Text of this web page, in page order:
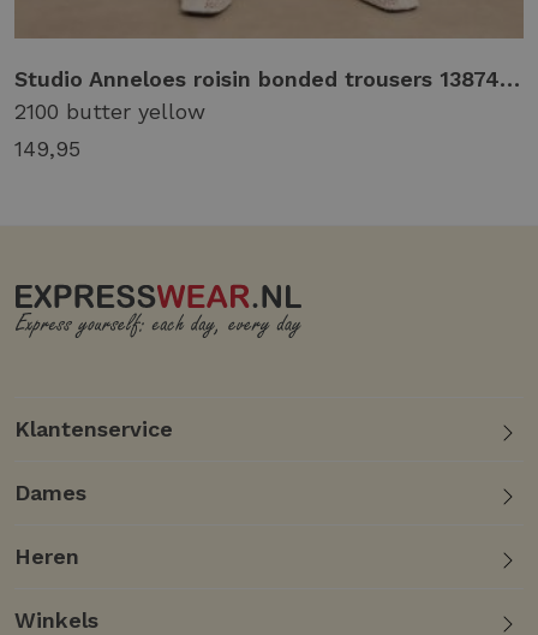
Studio Anneloes roisin bonded trousers 13874 Broek 2100 butter yellow
2100 butter yellow
149,95
Klantenservice
Dames
Heren
Winkels